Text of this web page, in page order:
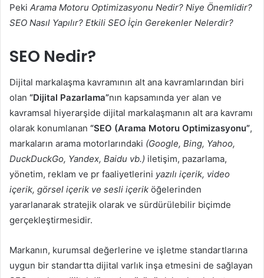
Peki Arama Motoru Optimizasyonu Nedir? Niye Önemlidir?
SEO Nasıl Yapılır? Etkili SEO İçin Gerekenler Nelerdir?
SEO Nedir?
Dijital markalaşma kavramının alt ana kavramlarından biri
olan “Dijital Pazarlama”nın kapsamında yer alan ve
kavramsal hiyerarşide dijital markalaşmanın alt ara kavramı
olarak konumlanan “SEO (Arama Motoru Optimizasyonu”,
markaların arama motorlarındaki (Google, Bing, Yahoo,
DuckDuckGo, Yandex, Baidu vb.) iletişim, pazarlama,
yönetim, reklam ve pr faaliyetlerini yazılı içerik, video
içerik, görsel içerik ve sesli içerik öğelerinden
yararlanarak stratejik olarak ve sürdürülebilir biçimde
gerçekleştirmesidir.
Markanın, kurumsal değerlerine ve işletme standartlarına
uygun bir standartta dijital varlık inşa etmesini de sağlayan